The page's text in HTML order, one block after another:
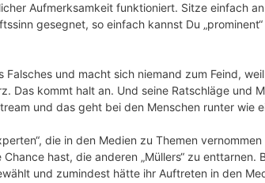
Aufmerksamkeit funktioniert. Sitze einfach
gesegnet, so einfach kannst Du
und macht sich niemand zum Feind,
Das kommt halt an. Und seine Ratschläge und
und das geht bei den Menschen runter wie
die in den Medien zu Themen
hast, die anderen „Müllers“ zu enttarnen.
und zumindest hätte ihr Auftreten in den